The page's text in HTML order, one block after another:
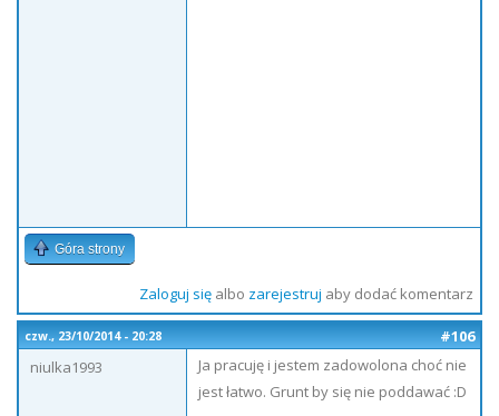
Góra strony
Zaloguj sięalbo zarejestruj aby dodać komentarz
czw., 23/10/2014 - 20:28
#106
niulka1993
Ja pracuję i jestem zadowolona choć nie
jest łatwo. Grunt by się nie poddawać :D